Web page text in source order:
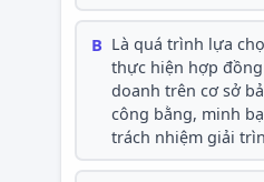
B Là quá trình lựa
thực hiện hợp
doanh trên cơ sở
công bằng, minh
trách nhiệm giải